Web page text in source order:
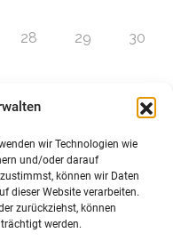
wir Technologien wie
und/oder darauf
können wir Daten
dieser Website verarbeiten.
zurückziehst, können
werden.
28 29 30